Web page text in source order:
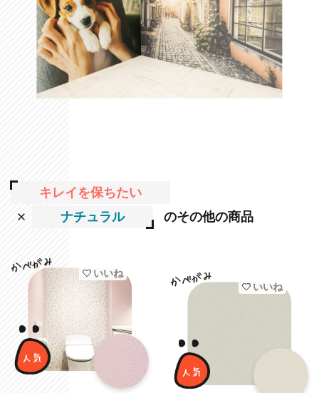
キレイを保ちたい
ナチュラル
のその他の商品
いいね
いいね